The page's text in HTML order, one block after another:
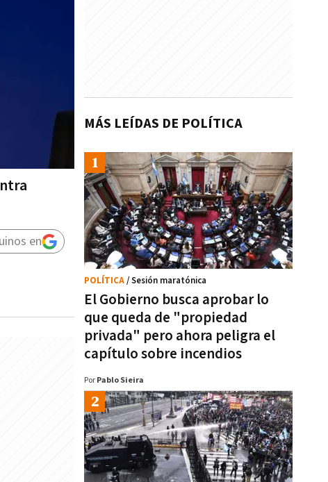
en
MÁS LEÍDAS DE POLÍTICA
El Gobierno busca aprobar lo
que queda de "propiedad
privada" pero ahora peligra el
capítulo sobre incendios
POLÍTICA/ Sesión maratónica
Por Pablo Sieira